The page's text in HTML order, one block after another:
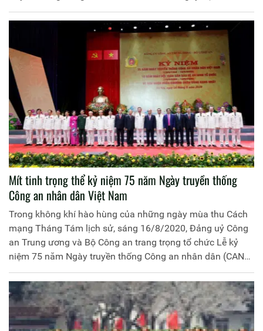
bảo vệ an ninh Tổ quốc.
Mít tinh trọng thể kỷ niệm 75 năm Ngày truyền thống
Công an nhân dân Việt Nam
Trong không khí hào hùng của những ngày mùa thu Cách
mạng Tháng Tám lịch sử, sáng 16/8/2020, Đảng uỷ Công
an Trung ương và Bộ Công an trang trọng tổ chức Lễ kỷ
niệm 75 năm Ngày truyền thống Công an nhân dân (CAND)
Việt Nam (19/8/1945 – 19/8/2020), 15 năm Ngày hội toàn
dân bảo vệ an ninh Tổ quốc (19/8/2005 – 19/8/2020) và
đón nhận Huân chương Quân công hạng Nhất.